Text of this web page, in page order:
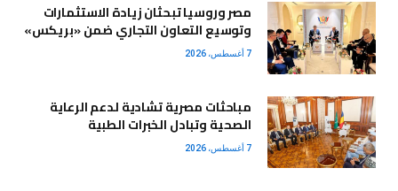
مصر وروسيا تبحثان زيادة الاستثمارات
وتوسيع التعاون التجاري ضمن «بريكس»
7 أغسطس، 2026
مباحثات مصرية تشادية لدعم الرعاية
الصحية وتبادل الخبرات الطبية
7 أغسطس، 2026